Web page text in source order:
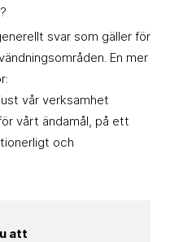
svar som gäller för
En mer
vår verksamhet
vårt ändamål, på ett
och
att